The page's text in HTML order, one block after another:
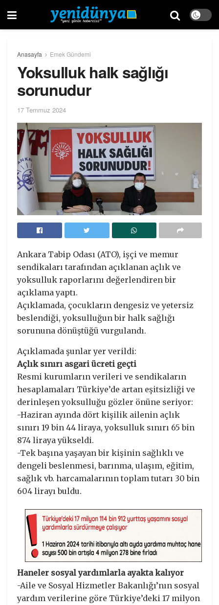
Anasayfa Emek Gündemi
Yoksulluk halk sağlığı
sorunudur
17 Temmuz 2024
Ankara Tabip Odası (ATO), işçi ve memur
sendikaları tarafından açıklanan açlık ve
yoksulluk raporlarını değerlendiren bir
açıklama yaptı.
Açıklamada, çocukların dengesiz ve yetersiz
beslendiği, yoksulluğun bir halk sağlığı
sorununa dönüştüğü vurgulandı.
Açıklamada şunlar yer verildi:
Açlık sınırı asgari ücreti geçti
Resmi kurumların verileri ve sendikaların
hesaplamaları Türkiye’de artan eşitsizliği ve
derinleşen yoksulluğu gözler önüne seriyor:
-Haziran ayında dört kişilik ailenin açlık
sınırı 19 bin 44 liraya, yoksulluk sınırı 65 bin
874 liraya yükseldi.
-Tek başına yaşayan bir kişinin sağlıklı ve
dengeli beslenmesi, barınma, ulaşım, eğitim,
sağlık vb. harcamalarının toplam tutarı 30 bin
604 lirayı buldu.
Haneler sosyal yardımlarla ayakta kalıyor
-Aile ve Sosyal Hizmetler Bakanlığı’nın sosyal
yardım verilerine göre Türkiye’deki 17 milyon